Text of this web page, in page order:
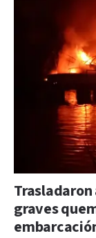
graves